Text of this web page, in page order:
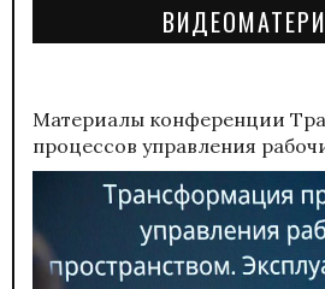
Материалы конференции
процессов управления